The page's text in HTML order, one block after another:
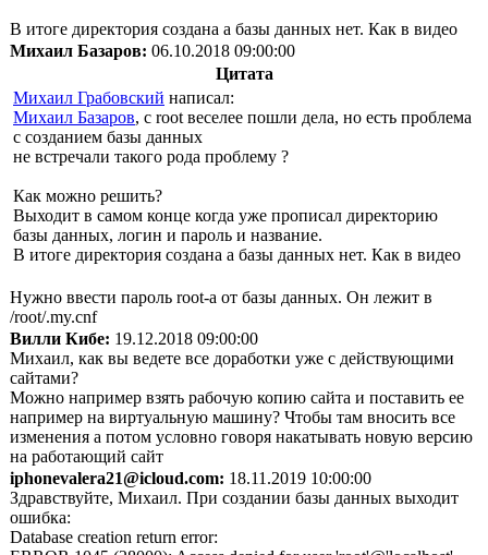
В итоге директория создана а базы данных нет. Как в видео
Михаил Базаров: 06.10.2018 09:00:00
Цитата
Михаил Грабовский написал:
Михаил Базаров, с root веселее пошли дела, но есть проблема
с созданием базы данных
не встречали такого рода проблему ?
Как можно решить?
Выходит в самом конце когда уже прописал директорию
базы данных, логин и пароль и название.
В итоге директория создана а базы данных нет. Как в видео
Нужно ввести пароль root-а от базы данных. Он лежит в
/root/.my.cnf
Вилли Кибе: 19.12.2018 09:00:00
Михаил, как вы ведете все доработки уже с действующими
сайтами?
Можно например взять рабочую копию сайта и поставить ее
например на виртуальную машину? Чтобы там вносить все
изменения а потом условно говоря накатывать новую версию
на работающий сайт
iphonevalera21@icloud.com: 18.11.2019 10:00:00
Здравствуйте, Михаил. При создании базы данных выходит
ошибка:
Database creation return error: